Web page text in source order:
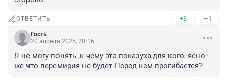
ОТВЕТИТЬ +8 –1
Гость
20 апреля 2025, 20:16
Я не могу понять ,к чему эта показуха,для кого, ясно
же что перемирия не будет.Перед кем прогибается?